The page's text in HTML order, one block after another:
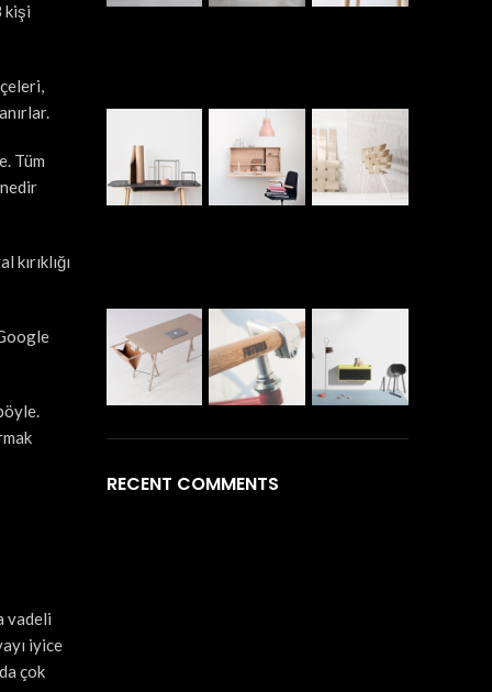
kişi
Tüm
vadeli
iyice
çok
RECENT COMMENTS